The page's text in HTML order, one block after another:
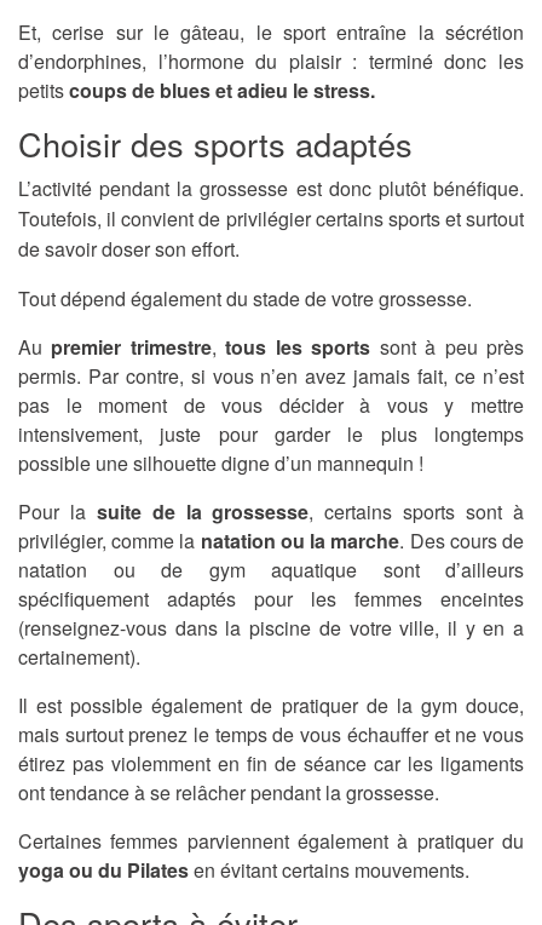
Et, cerise sur le gâteau, le sport entraîne la sécrétion
d’endorphines, l’hormone du plaisir : terminé donc les
petitscoups de blues et adieu le stress.
Choisir des sports adaptés
L’activité pendant la grossesse est donc plutôt bénéfique.
Toutefois, il convient de privilégier certains sports et surtout
de savoir doser son effort.
Tout dépend également du stade de votre grossesse.
Au premier trimestre,tous les sports sont à peu près
permis. Par contre, si vous n’en avez jamais fait, ce n’est
pas le moment de vous décider à vous y mettre
intensivement, juste pour garder le plus longtemps
possible une silhouette digne d’un mannequin !
Pour la suite de la grossesse, certains sports sont à
privilégier, comme la natation ou la marche. Des cours de
natation ou de gym aquatique sont d’ailleurs
spécifiquement adaptés pour les femmes enceintes
(renseignez-vous dans la piscine de votre ville, il y en a
certainement).
Il est possible également de pratiquer de la gym douce,
mais surtout prenez le temps de vous échauffer et ne vous
étirez pas violemment en fin de séance car les ligaments
ont tendance à se relâcher pendant la grossesse.
Certaines femmes parviennent également à pratiquer du
yoga ou du Pilatesen évitant certains mouvements.